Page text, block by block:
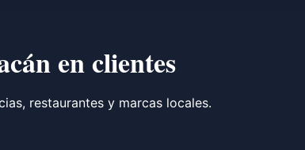
en clientes
restaurantes y marcas locales.